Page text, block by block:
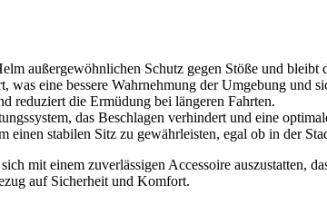
außergewöhnlichen Schutz gegen Stöße und bleibt
eine bessere Wahrnehmung der Umgebung und
reduziert die Ermüdung bei längeren Fahrten.
das Beschlagen verhindert und eine
einen stabilen Sitz zu gewährleisten, egal ob in der
mit einem zuverlässigen Accessoire auszustatten,
auf Sicherheit und Komfort.